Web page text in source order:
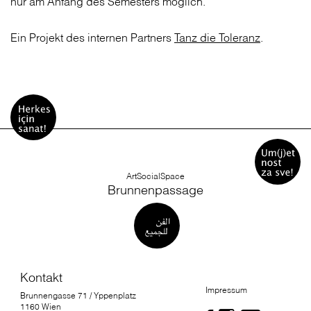
Ein Projekt des internen Partners Tanz die Toleranz.
ArtSocialSpace
Brunnenpassage
Kontakt
Brunnengasse 71 / Yppenplatz
1160 Wien
Impressum